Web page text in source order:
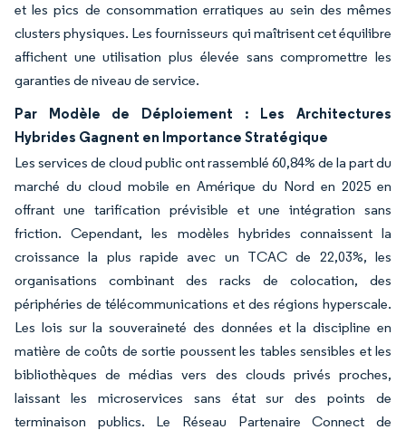
et les pics de consommation erratiques au sein des mêmes
clusters physiques. Les fournisseurs qui maîtrisent cet équilibre
affichent une utilisation plus élevée sans compromettre les
garanties de niveau de service.
Par Modèle de Déploiement : Les Architectures
Hybrides Gagnent en Importance Stratégique
Les services de cloud public ont rassemblé 60,84% de la part du
marché du cloud mobile en Amérique du Nord en 2025 en
offrant une tarification prévisible et une intégration sans
friction. Cependant, les modèles hybrides connaissent la
croissance la plus rapide avec un TCAC de 22,03%, les
organisations combinant des racks de colocation, des
périphéries de télécommunications et des régions hyperscale.
Les lois sur la souveraineté des données et la discipline en
matière de coûts de sortie poussent les tables sensibles et les
bibliothèques de médias vers des clouds privés proches,
laissant les microservices sans état sur des points de
terminaison publics. Le Réseau Partenaire Connect de